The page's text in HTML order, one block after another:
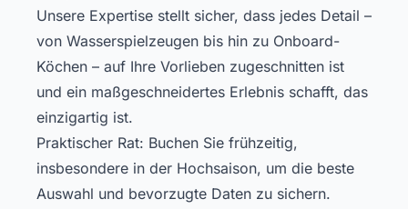
Unsere Expertise stellt sicher, dass jedes Detail –
von Wasserspielzeugen bis hin zu Onboard-
Köchen – auf Ihre Vorlieben zugeschnitten ist
und ein maßgeschneidertes Erlebnis schafft, das
einzigartig ist.
Praktischer Rat: Buchen Sie frühzeitig,
insbesondere in der Hochsaison, um die beste
Auswahl und bevorzugte Daten zu sichern.